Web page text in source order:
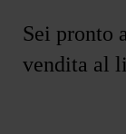
Sei pronto
vendita al